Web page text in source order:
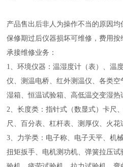
产品售出后非人为操作不当的原因均
保修期过后仪器损坏可维修，费用按
承接维修业务：
1、环境仪器：温湿度计（表）、温
仪、测温电桥、红外测温仪、各类
湿箱、恒温试验箱、高低温交变湿热
2、长度类：指针式（数显式）卡尺
尺、百分表、杠杆表、测厚仪、火花
3、力学类：电子称、电子天平、机
扭矩扳手、电机测功机、弹簧拉压